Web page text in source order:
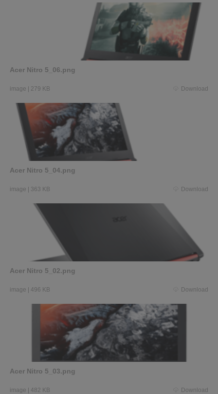
Acer Nitro 5_06.png
image 279 KB Download
Acer Nitro 5_04.png
image 363 KB Download
Acer Nitro 5_02.png
image 496 KB Download
Acer Nitro 5_03.png
image 482 KB Download